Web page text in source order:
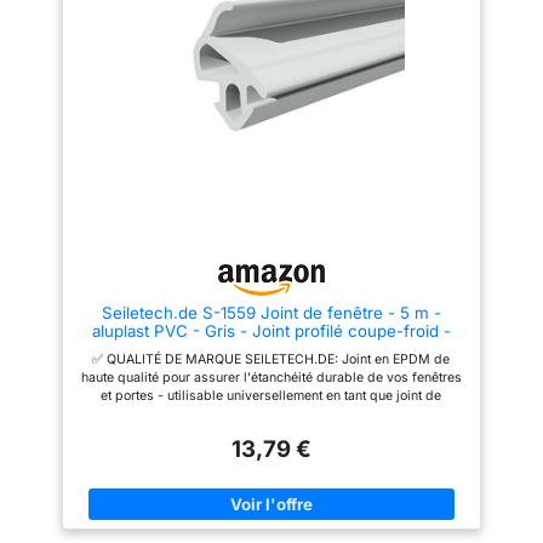
il assure également une
adhérence sur n’importe quelle
surface matérielle. Une fois
installé, il peut être utilisé à des
températures allant de -40°C à
protection durable à vos portes
ciseaux et peut être facilement
plié pour s'adapter à n'importe
quelle forme. Veuillez noter de
nettoyer et sécher la surface
avant utilisation pour de
meilleures performances.
✔【LARGE APPLICATION】Ce
ruban isolant de porte est
l'amortissement des chocs des
nombreuses utilisations
froid, au bruit et à la chaleur,
isolante, compressible,
imperméable et anti-moisissure.
【Avec colle forte】La bande
d'étanchéité en caoutchouc
avec dos adhésif de grille
+90°C. 【Facile à utiliser】
de solvants, montage rapide
sans perçage ni vis. Le joint est
besoin d'outils sauf des
ciseaux. Avec les ciseaux,
placez la bande d'étanchéité à
c'est prêt. 【Plus de choix】
Plusieurs tailles, deux couleurs
d'étanchéité autocollantes sont
refermables pour la prochaine
Seiletech.de S-1559 Joint de fenêtre - 5 m -
aluplast PVC - Gris - Joint profilé coupe-froid -
Joint d'étanchéité en caoutchouc - Joint
d'étanchéité en plastique
✅ QUALITÉ DE MARQUE SEILETECH.DE: Joint en EPDM de
haute qualité pour assurer l'étanchéité durable de vos fenêtres
et portes - utilisable universellement en tant que joint de
en caoutchouc EPDM. Structure à cellules fermées avec
vie. ✅ CARACTERISTIQUES DE L'ARTICLE: Flexible, isolant
thermique et acoustique idéal, économie en frais de chauffage,
résistant aux UV, résistant aux intempéries, longue durée de
13,79 €